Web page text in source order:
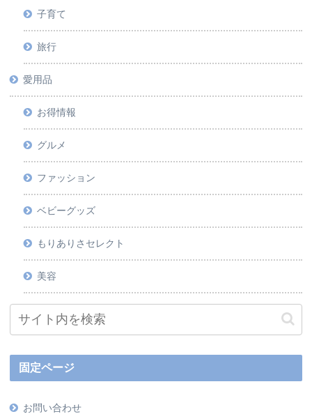
子育て
旅行
愛用品
お得情報
グルメ
ファッション
ベビーグッズ
もりありさセレクト
美容
固定ページ
お問い合わせ